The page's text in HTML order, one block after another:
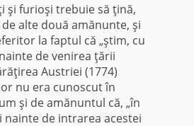
şi furioşi trebuie să ţină,
alte două amănunte, şi
la faptul că „ştim, cu
de venirea ţării
Austriei (1774)
nu era cunoscut în
şi de amănuntul că, „în
nainte de intrarea acestei